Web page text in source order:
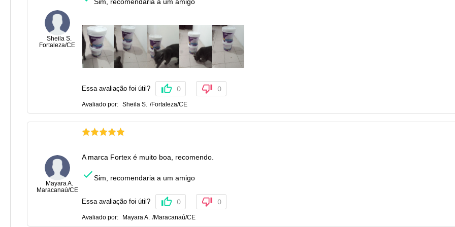
Sheila S.
Fortaleza/CE
Essa avaliação foi útil? 0 0
Avaliado por: Sheila S. /Fortaleza/CE
Mayara A.
Maracanaú/CE
A marca Fortex é muito boa, recomendo.
Sim, recomendaria a um amigo
Essa avaliação foi útil? 0 0
Avaliado por: Mayara A. /Maracanaú/CE